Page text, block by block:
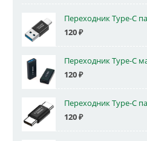
Переходник Type-C
120₽
Переходник Type-C
120₽
Переходник Type-C
120₽